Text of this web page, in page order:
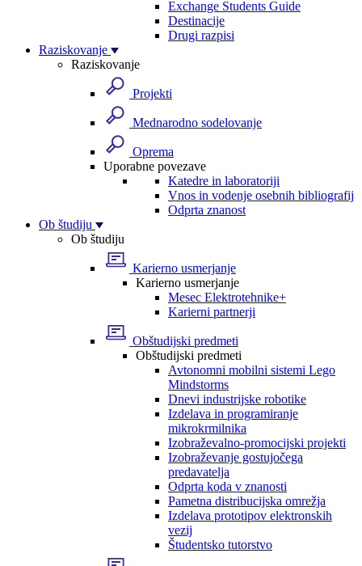
Exchange Students Guide
Destinacije
Drugi razpisi
Raziskovanje
Raziskovanje
Projekti
Mednarodno sodelovanje
Oprema
Uporabne povezave
Katedre in laboratoriji
Vnos in vodenje osebnih bibliografij
Odprta znanost
Ob študiju
Ob študiju
Karierno usmerjanje
Karierno usmerjanje
Mesec Elektrotehnike+
Karierni partnerji
Obštudijski predmeti
Obštudijski predmeti
Avtonomni mobilni sistemi Lego
Mindstorms
Dnevi industrijske robotike
Izdelava in programiranje
mikrokrmilnika
Izobraževalno-promocijski projekti
Izobraževanje gostujočega
predavatelja
Odprta koda v znanosti
Pametna distribucijska omrežja
Izdelava prototipov elektronskih
vezij
Študentsko tutorstvo